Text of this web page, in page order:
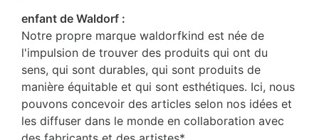
enfant de Waldorf :
Notre propre marque waldorfkind est née de
l'impulsion de trouver des produits qui ont du
sens, qui sont durables, qui sont produits de
manière équitable et qui sont esthétiques. Ici, nous
pouvons concevoir des articles selon nos idées et
les diffuser dans le monde en collaboration avec